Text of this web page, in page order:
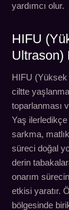
yardımcı olur.
HIFU
Ultrason)
HIFU (Yüksek
ciltte
toparlanması
Yaş
sarkma,
süreci doğal
derin
onarım
etkisi yaratır.
bölgesinde